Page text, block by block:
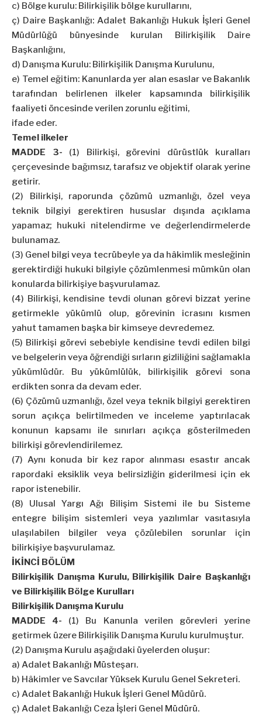
c) Bölge kurulu: Bilirkişilik bölge kurullarını,
ç) Daire Başkanlığı: Adalet Bakanlığı Hukuk İşleri Genel
Müdürlüğü bünyesinde kurulan Bilirkişilik Daire
Başkanlığını,
d) Danışma Kurulu: Bilirkişilik Danışma Kurulunu,
e) Temel eğitim: Kanunlarda yer alan esaslar ve Bakanlık
tarafından belirlenen ilkeler kapsamında bilirkişilik
faaliyeti öncesinde verilen zorunlu eğitimi,
ifade eder.
Temel ilkeler
MADDE 3- (1) Bilirkişi, görevini dürüstlük kuralları
çerçevesinde bağımsız, tarafsız ve objektif olarak yerine
getirir.
(2) Bilirkişi, raporunda çözümü uzmanlığı, özel veya
teknik bilgiyi gerektiren hususlar dışında açıklama
yapamaz; hukuki nitelendirme ve değerlendirmelerde
bulunamaz.
(3) Genel bilgi veya tecrübeyle ya da hâkimlik mesleğinin
gerektirdiği hukuki bilgiyle çözümlenmesi mümkün olan
konularda bilirkişiye başvurulamaz.
(4) Bilirkişi, kendisine tevdi olunan görevi bizzat yerine
getirmekle yükümlü olup, görevinin icrasını kısmen
yahut tamamen başka bir kimseye devredemez.
(5) Bilirkişi görevi sebebiyle kendisine tevdi edilen bilgi
ve belgelerin veya öğrendiği sırların gizliliğini sağlamakla
yükümlüdür. Bu yükümlülük, bilirkişilik görevi sona
erdikten sonra da devam eder.
(6) Çözümü uzmanlığı, özel veya teknik bilgiyi gerektiren
sorun açıkça belirtilmeden ve inceleme yaptırılacak
konunun kapsamı ile sınırları açıkça gösterilmeden
bilirkişi görevlendirilemez.
(7) Aynı konuda bir kez rapor alınması esastır ancak
rapordaki eksiklik veya belirsizliğin giderilmesi için ek
rapor istenebilir.
(8) Ulusal Yargı Ağı Bilişim Sistemi ile bu Sisteme
entegre bilişim sistemleri veya yazılımlar vasıtasıyla
ulaşılabilen bilgiler veya çözülebilen sorunlar için
bilirkişiye başvurulamaz.
İKİNCİ BÖLÜM
Bilirkişilik Danışma Kurulu, Bilirkişilik Daire Başkanlığı
ve Bilirkişilik Bölge Kurulları
Bilirkişilik Danışma Kurulu
MADDE 4- (1) Bu Kanunla verilen görevleri yerine
getirmek üzere Bilirkişilik Danışma Kurulu kurulmuştur.
(2) Danışma Kurulu aşağıdaki üyelerden oluşur:
a) Adalet Bakanlığı Müsteşarı.
b) Hâkimler ve Savcılar Yüksek Kurulu Genel Sekreteri.
c) Adalet Bakanlığı Hukuk İşleri Genel Müdürü.
ç) Adalet Bakanlığı Ceza İşleri Genel Müdürü.